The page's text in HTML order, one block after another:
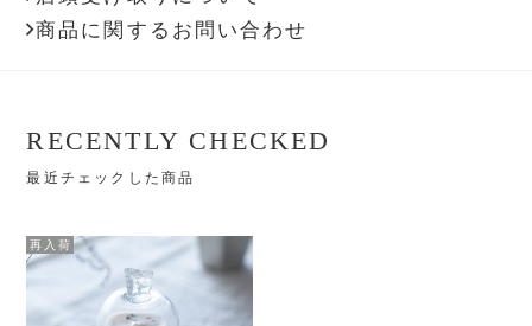
商品に関するお問い合わせ
RECENTLY CHECKED
最近チェックした商品